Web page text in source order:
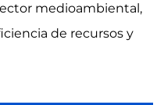
medioambiental,
de recursos y